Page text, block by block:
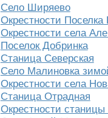
Село Ширяево
Окрестности
Окрестности села
Поселок Добринка
Станица Северская
Село Малиновка
Окрестности села
Станица Отрадная
Окрестности